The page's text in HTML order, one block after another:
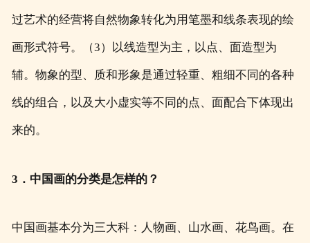
过艺术的经营将自然物象转化为用笔墨和线条表现的绘
画形式符号。（3）以线造型为主，以点、面造型为
辅。物象的型、质和形象是通过轻重、粗细不同的各种
线的组合，以及大小虚实等不同的点、面配合下体现出
来的。
3．中国画的分类是怎样的？
中国画基本分为三大科：人物画、山水画、花鸟画。在